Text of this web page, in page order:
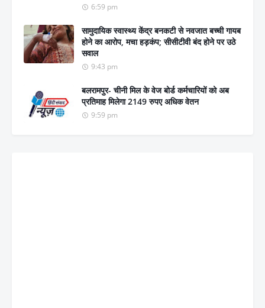
6:59 pm
सामुदायिक स्वास्थ्य केंद्र बनकटी से नवजात बच्ची गायब
होने का आरोप, मचा हड़कंप; सीसीटीवी बंद होने पर उठे
सवाल
9:43 pm
बलरामपुर- चीनी मिल के वेज बोर्ड कर्मचारियों को अब
प्रतिमाह मिलेगा 2149 रुपए अधिक वेतन
9:59 pm